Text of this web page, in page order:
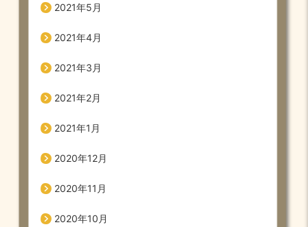
2021年5月
2021年4月
2021年3月
2021年2月
2021年1月
2020年12月
2020年11月
2020年10月